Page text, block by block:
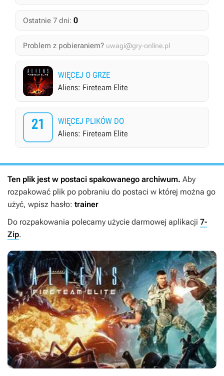
Ostatnie 7 dni: 0
Problem z pobieraniem? uwagi@gry-online.pl
WIĘCEJ O GRZE
Aliens: Fireteam Elite
21
WIĘCEJ PLIKÓW DO
Aliens: Fireteam Elite
Ten plik jest w postaci spakowanego archiwum. Aby
rozpakować plik po pobraniu do postaci w której można go
użyć, wpisz hasło: trainer
Do rozpakowania polecamy użycie darmowej aplikacji 7-
Zip.